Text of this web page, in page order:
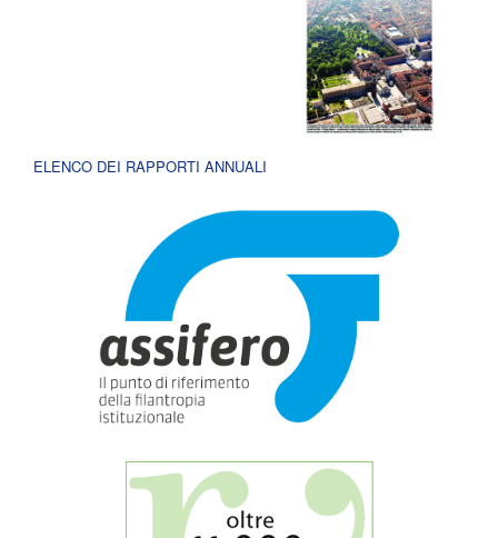
ELENCO DEI RAPPORTI ANNUALI